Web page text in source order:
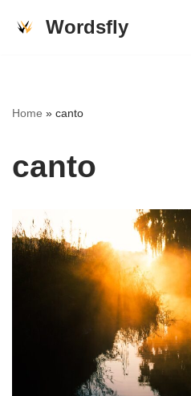
Wordsfly
Home » canto
canto